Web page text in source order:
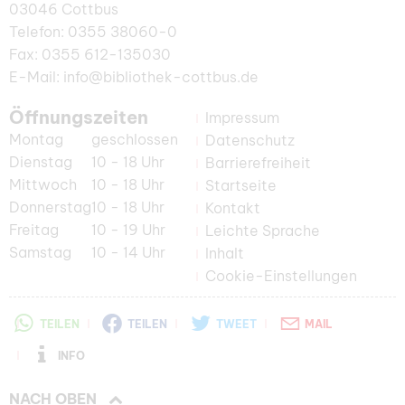
03046 Cottbus
Telefon: 0355 38060-0
Fax: 0355 612-135030
E-Mail: info@bibliothek-cottbus.de
Öffnungszeiten
Montag
geschlossen
Dienstag
10 - 18 Uhr
Mittwoch
10 - 18 Uhr
Donnerstag10 - 18 Uhr
Freitag
10 - 19 Uhr
Samstag
10 - 14 Uhr
Impressum
Datenschutz
Barrierefreiheit
Startseite
Kontakt
Leichte Sprache
Inhalt
Cookie-Einstellungen
TEILEN TEILEN TWEET MAIL
INFO
NACH OBEN